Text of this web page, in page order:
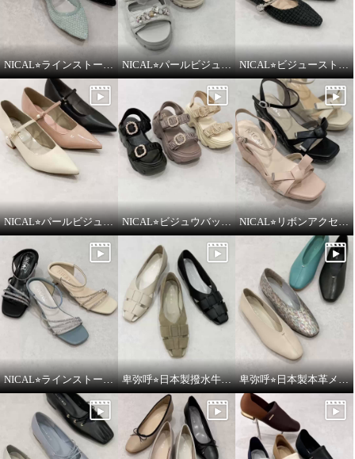
NICAL⭐︎ラインストーンシアーミュールをご紹介いたします。 NICAL⭐︎パールビジュー×キルティングボリュームサンダルをご紹介いたします。 NICAL⭐︎ビジューストラップツィードパンプスをご紹介いたします。
NICAL⭐︎パールビジュウアクセントメリージェーンパンプスをご紹介いたします。 NICAL⭐︎ビジュウバックル×サテンベルトボリュームをご紹介いたします。 NICAL⭐︎リボンアクセントキルティングサンダルをご紹介いたします。
NICAL⭐︎ラインストーンナローストラップミュールをご紹介いたします。 卑弥呼⭐︎日本製撥水牛革グルカパンプスをご紹介いたします。 卑弥呼⭐︎日本製本革メタルポイントフラットパンプスをご紹介いたします。